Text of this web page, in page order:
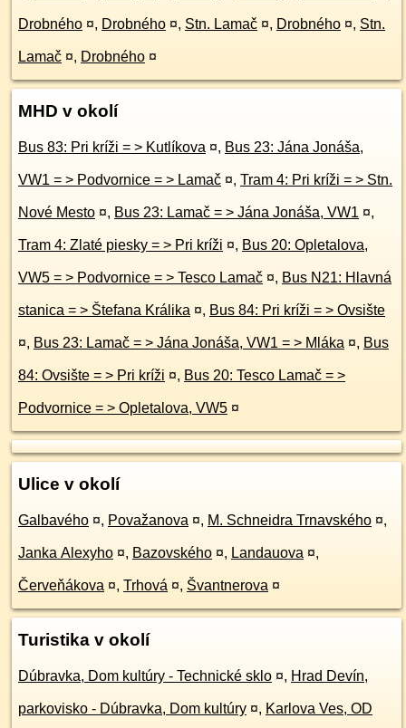
Drobného ¤, Drobného ¤, Stn. Lamač ¤, Drobného ¤, Stn.
Lamač ¤, Drobného ¤
MHD v okolí
Bus 83: Pri kríži = > Kutlíkova ¤, Bus 23: Jána Jonáša,
VW1 = > Podvornice = > Lamač ¤, Tram 4: Pri kríži = > Stn.
Nové Mesto ¤, Bus 23: Lamač = > Jána Jonáša, VW1 ¤,
Tram 4: Zlaté piesky = > Pri kríži ¤, Bus 20: Opletalova,
VW5 = > Podvornice = > Tesco Lamač ¤, Bus N21: Hlavná
stanica = > Štefana Králika ¤, Bus 84: Pri kríži = > Ovsište
¤, Bus 23: Lamač = > Jána Jonáša, VW1 = > Mláka ¤, Bus
84: Ovsište = > Pri kríži ¤, Bus 20: Tesco Lamač = >
Podvornice = > Opletalova, VW5 ¤
Ulice v okolí
Galbavého ¤, Považanova ¤, M. Schneidra Trnavského ¤,
Janka Alexyho ¤, Bazovského ¤, Landauova ¤,
Červeňákova ¤, Trhová ¤, Švantnerova ¤
Turistika v okolí
Dúbravka, Dom kultúry - Technické sklo ¤, Hrad Devín,
parkovisko - Dúbravka, Dom kultúry ¤, Karlova Ves, OD